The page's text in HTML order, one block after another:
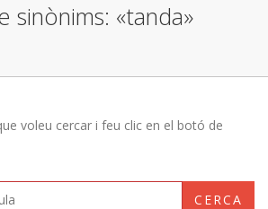
sinònims: «tanda»
voleu cercar i feu clic en el botó de
CERCA